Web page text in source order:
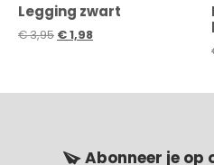
Legging zwart
€3,95 €1,98
Abonneer je op